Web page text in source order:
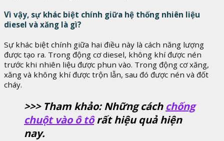
Vì vậy, sự khác biệt chính giữa hệ thống nhiên liệu
diesel và xăng là gì?
Sự khác biệt chính giữa hai điều này là cách năng lượng
được tạo ra. Trong động cơ diesel, không khí được nén
trước khi nhiên liệu được phun vào. Trong động cơ xăng,
xăng và không khí được trộn lẫn, sau đó được nén và đốt
cháy.
>>> Tham khảo: Những cách chống
chuột vào ô tôrất hiệu quả hiện
nay.